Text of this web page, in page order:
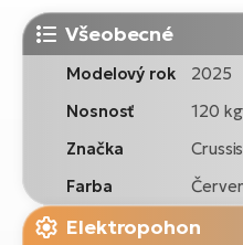
Všeobecné
Modelový rok
2025
Nosnosť
120 kg
Značka
Crussis
Farba
Elektropohon